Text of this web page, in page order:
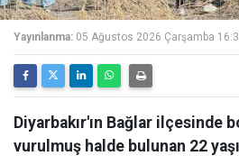
Yayınlanma: 05 Ağustos 2026 Çarşamba
Diyarbakır'ın Bağlar ilçesinde
vurulmuş halde bulunan 22